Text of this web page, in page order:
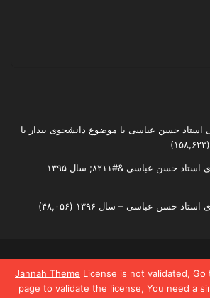
Jannah Theme License is not validated,
page to validate the license, You need a
حسن عباسی با موضوع دانشجوی بیدار با
(۱۵۸,۶۲۳)
حسن عباسی &#۸۲۱۱; سال ۱۳۹۵
حسن عباسی – سال ۱۳۹۶ (۴۸,۰۵۶)